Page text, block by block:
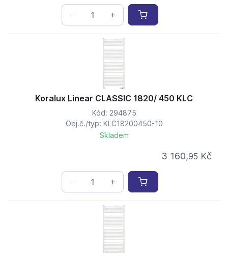
Koralux Linear CLASSIC 1820/ 450 KLC
Kód: 294875
Obj.č./typ: KLC18200450-10
Skladem
3 160,95 Kč